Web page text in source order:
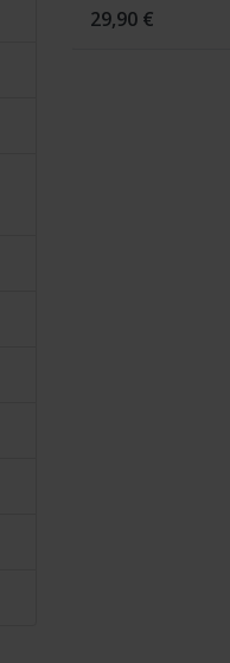
29,90 €